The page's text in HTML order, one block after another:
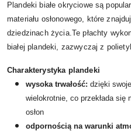
Plandeki białe okryciowe są
materiału osłonowego, które
dziedzinach życia.Te płachty
białej plandeki, zazwyczaj z
Charakterystyka plandeki
wysoka trwałość: dzięki
wielokrotnie, co przekłada
osłon
odpornością na warunki